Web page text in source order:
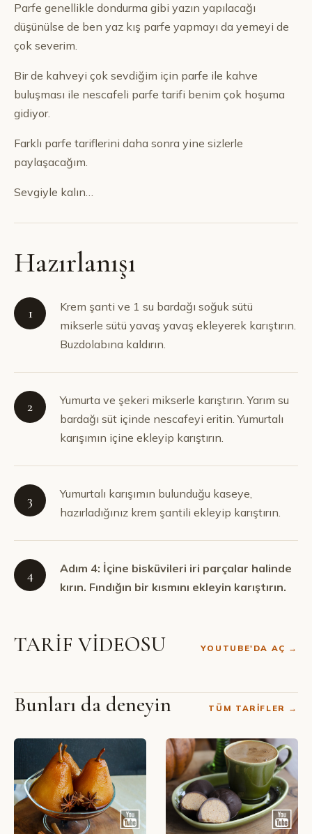
Parfe genellikle dondurma gibi yazın yapılacağı
düşünülse de ben yaz kış parfe yapmayı da yemeyi de
çok severim.
Bir de kahveyi çok sevdiğim için parfe ile kahve
buluşması ile nescafeli parfe tarifi benim çok hoşuma
gidiyor.
Farklı parfe tariflerini daha sonra yine sizlerle
paylaşacağım.
Sevgiyle kalın…
Hazırlanışı
1
Krem şanti ve 1 su bardağı soğuk sütü
mikserle sütü yavaş yavaş ekleyerek karıştırın.
Buzdolabına kaldırın.
2
Yumurta ve şekeri mikserle karıştırın. Yarım su
bardağı süt içinde nescafeyi eritin. Yumurtalı
karışımın içine ekleyip karıştırın.
3
Yumurtalı karışımın bulunduğu kaseye,
hazırladığınız krem şantili ekleyip karıştırın.
4
Adım 4: İçine bisküvileri iri parçalar halinde
kırın. Fındığın bir kısmını ekleyin karıştırın.
TARİF VİDEOSU YOUTUBE'DA AÇ →
SIBEL YALÇIN · YOUTUBE
Nescafeli Parfe Tarifi
Bunları da deneyin TÜM TARIFLER →